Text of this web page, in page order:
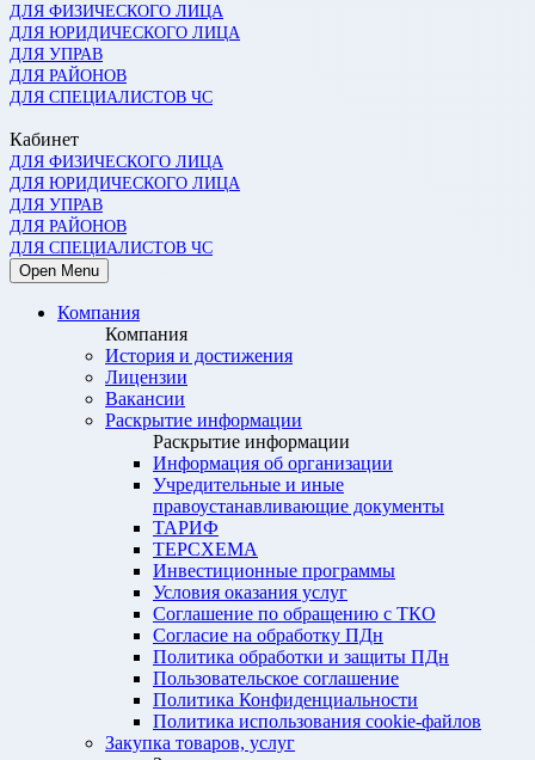
ДЛЯ ФИЗИЧЕСКОГО ЛИЦА
ДЛЯ ЮРИДИЧЕСКОГО ЛИЦА
ДЛЯ УПРАВ
ДЛЯ РАЙОНОВ
ДЛЯ СПЕЦИАЛИСТОВ ЧС
Кабинет
ДЛЯ ФИЗИЧЕСКОГО ЛИЦА
ДЛЯ ЮРИДИЧЕСКОГО ЛИЦА
ДЛЯ УПРАВ
ДЛЯ РАЙОНОВ
ДЛЯ СПЕЦИАЛИСТОВ ЧС
Open Menu
Компания
Компания
История и достижения
Лицензии
Вакансии
Раскрытие информации
Раскрытие информации
Информация об организации
Учредительные и иные
правоустанавливающие документы
ТАРИФ
ТЕРСХЕМА
Инвестиционные программы
Условия оказания услуг
Соглашение по обращению с ТКО
Согласие на обработку ПДн
Политика обработки и защиты ПДн
Пользовательское соглашение
Политика Конфиденциальности
Политика использования cookie-файлов
Закупка товаров, услуг